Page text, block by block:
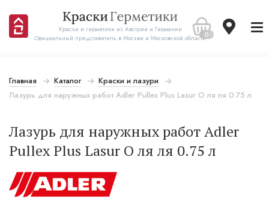
Краски и герметики из Австрии и Германии
Официальный представитель в Москве и Московской области0
Главная Каталог
Краски и лазури
Лазурь для наружных работ Adler Pullex Plus Lasur О ля ля 0.75 л
Лазурь для наружных работ Adler
Pullex Plus Lasur О ля ля 0.75 л